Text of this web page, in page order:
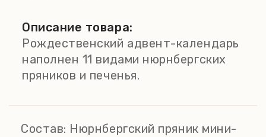
Описание товара:
Рождественский адвент-календарь
наполнен 11 видами нюрнбергских
пряников и печенья.
Состав: Нюрнбергский пряник мини-